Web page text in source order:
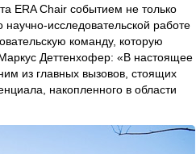
ERA Chair событием не только
исследовательской работе
команду, которую
Деттенхофер: «В настоящее
из главных вызовов, стоящих
накопленного в области